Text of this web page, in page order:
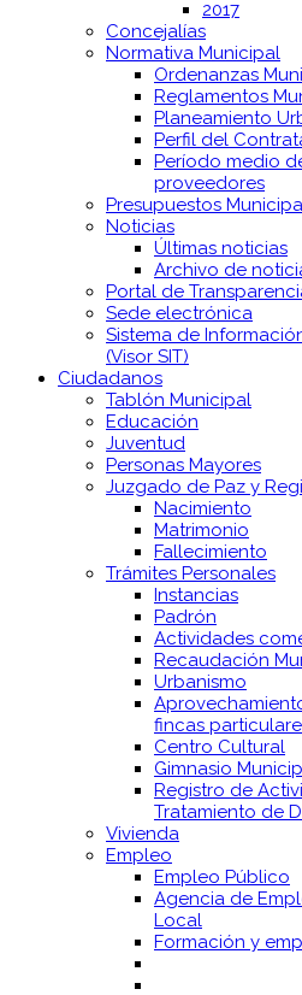
2017
Concejalías
Normativa Municipal
Ordenanzas
Reglamentos
Planeamiento
Perfil del
Período medio
proveedores
Presupuestos
Noticias
Últimas noticias
Archivo de
Portal de
Sede electrónica
Sistema de
(Visor SIT)
Ciudadanos
Tablón Municipal
Educación
Juventud
Personas Mayores
Juzgado de Paz y
Nacimiento
Matrimonio
Fallecimiento
Trámites Personales
Instancias
Padrón
Actividades
Recaudación
Urbanismo
fincas
Centro Cultural
Gimnasio
Registro de
Tratamiento de
Vivienda
Empleo
Empleo Público
Agencia de
Local
Formación y